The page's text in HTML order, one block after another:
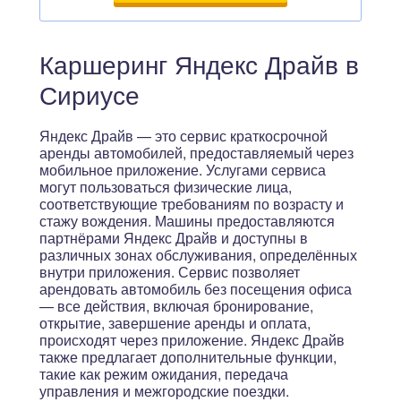
Каршеринг Яндекс Драйв в
Сириусе
Яндекс Драйв — это сервис краткосрочной
аренды автомобилей, предоставляемый через
мобильное приложение. Услугами сервиса
могут пользоваться физические лица,
соответствующие требованиям по возрасту и
стажу вождения. Машины предоставляются
партнёрами Яндекс Драйв и доступны в
различных зонах обслуживания, определённых
внутри приложения. Сервис позволяет
арендовать автомобиль без посещения офиса
— все действия, включая бронирование,
открытие, завершение аренды и оплата,
происходят через приложение. Яндекс Драйв
также предлагает дополнительные функции,
такие как режим ожидания, передача
управления и межгородские поездки.